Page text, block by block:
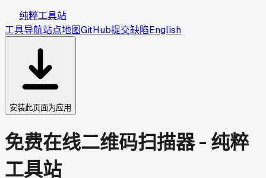
纯粹工具站
工具导航站点地图GitHub提交缺陷English
安装此页面为应用
免费在线二维码扫描器 - 纯粹
工具站